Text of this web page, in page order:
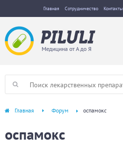
Главная Сотрудничество Контакты
Главная Форум оспамокс
оспамокс